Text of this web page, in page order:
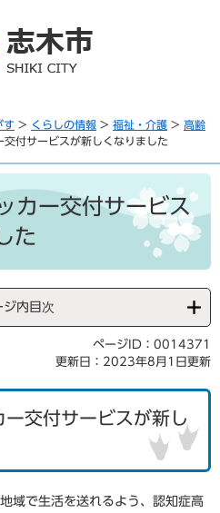
す > くらしの情報 > 福祉・介護 > 高齢
交付サービスが新しくなりました
カー交付サービス
た
ジ内目次
ページID：0014371
更新日：2023年8月1日更新
ー交付サービスが新し
域で生活を送れるよう、認知症高